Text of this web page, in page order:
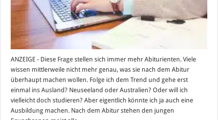
ANZEIGE - Diese Frage stellen sich immer mehr Abiturienten. Viele
wissen mittlerweile nicht mehr genau, was sie nach dem Abitur
überhaupt machen wollen. Folge ich dem Trend und gehe erst
einmal ins Ausland? Neuseeland oder Australien? Oder will ich
vielleicht doch studieren? Aber eigentlich könnte ich ja auch eine
Ausbildung machen. Nach dem Abitur stehen den jungen